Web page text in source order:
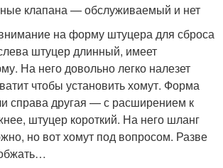
клапана — обслуживаемый и нет
на форму штуцера для сброса
штуцер длинный, имеет
На него довольно легко налезет
чтобы установить хомут. Форма
справа другая — с расширением к
штуцер короткий. На него шланг
но вот хомут под вопросом. Разве